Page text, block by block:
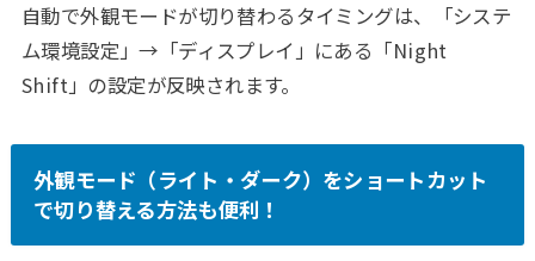
自動で外観モードが切り替わるタイミングは、「システ
ム環境設定」→「ディスプレイ」にある「Night
Shift」の設定が反映されます。
外観モード（ライト・ダーク）をショートカット
で切り替える方法も便利！